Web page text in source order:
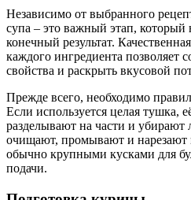
Независимо от выбранного
супа – это важный этап, который
конечный результат.
каждого ингредиента позволяет
свойства и раскрыть вкусовой
Прежде всего, необходимо
Если используется целая тушка,
разделывают на части и
очищают, промывают и нарезают
обычно крупными кусками для
подачи.